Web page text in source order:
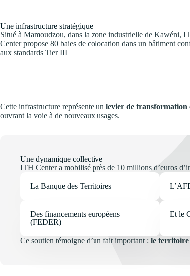
Une infrastructure stratégique
Situé à Mamoudzou, dans la zone industrielle de Kawéni,
Center propose 80 baies de colocation dans un bâtiment
aux standards Tier III
Cette infrastructure représente unlevier de transformation
ouvrant la voie à de nouveaux usages.
Une dynamique collective
ITH Center a mobilisé près de 10 millions d’euros
La Banque des Territoires
Des financements européens
(FEDER)
Et le
Ce soutien témoigne d’un fait important :le territoire